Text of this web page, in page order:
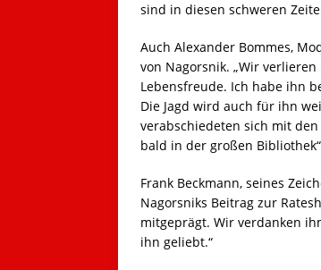
sind in diesen schweren
Auch Alexander Bommes,
von Nagorsnik. „Wir
Lebensfreude. Ich habe ihn
Die Jagd wird auch für ihn
verabschiedeten sich mit
bald in der großen
Frank Beckmann, seines
Nagorsniks Beitrag zur
mitgeprägt. Wir verdanken
ihn geliebt.“